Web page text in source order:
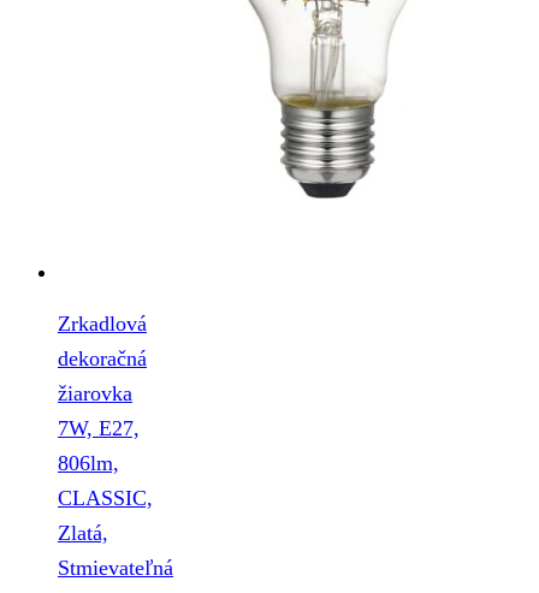
Zrkadlová
dekoračná
žiarovka
7W, E27,
806lm,
CLASSIC,
Zlatá,
Stmievateľná